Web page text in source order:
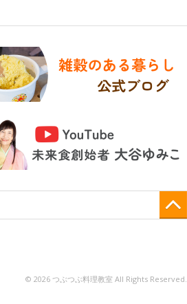
© 2026 つぶつぶ料理教室 All Rights Reserved.